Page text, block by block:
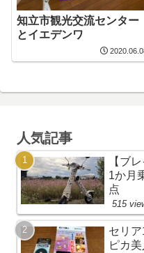
知立市観光交流センター
とイエデンワ
人気記事
【ブ
1か月
点
515
セリ
ピカ